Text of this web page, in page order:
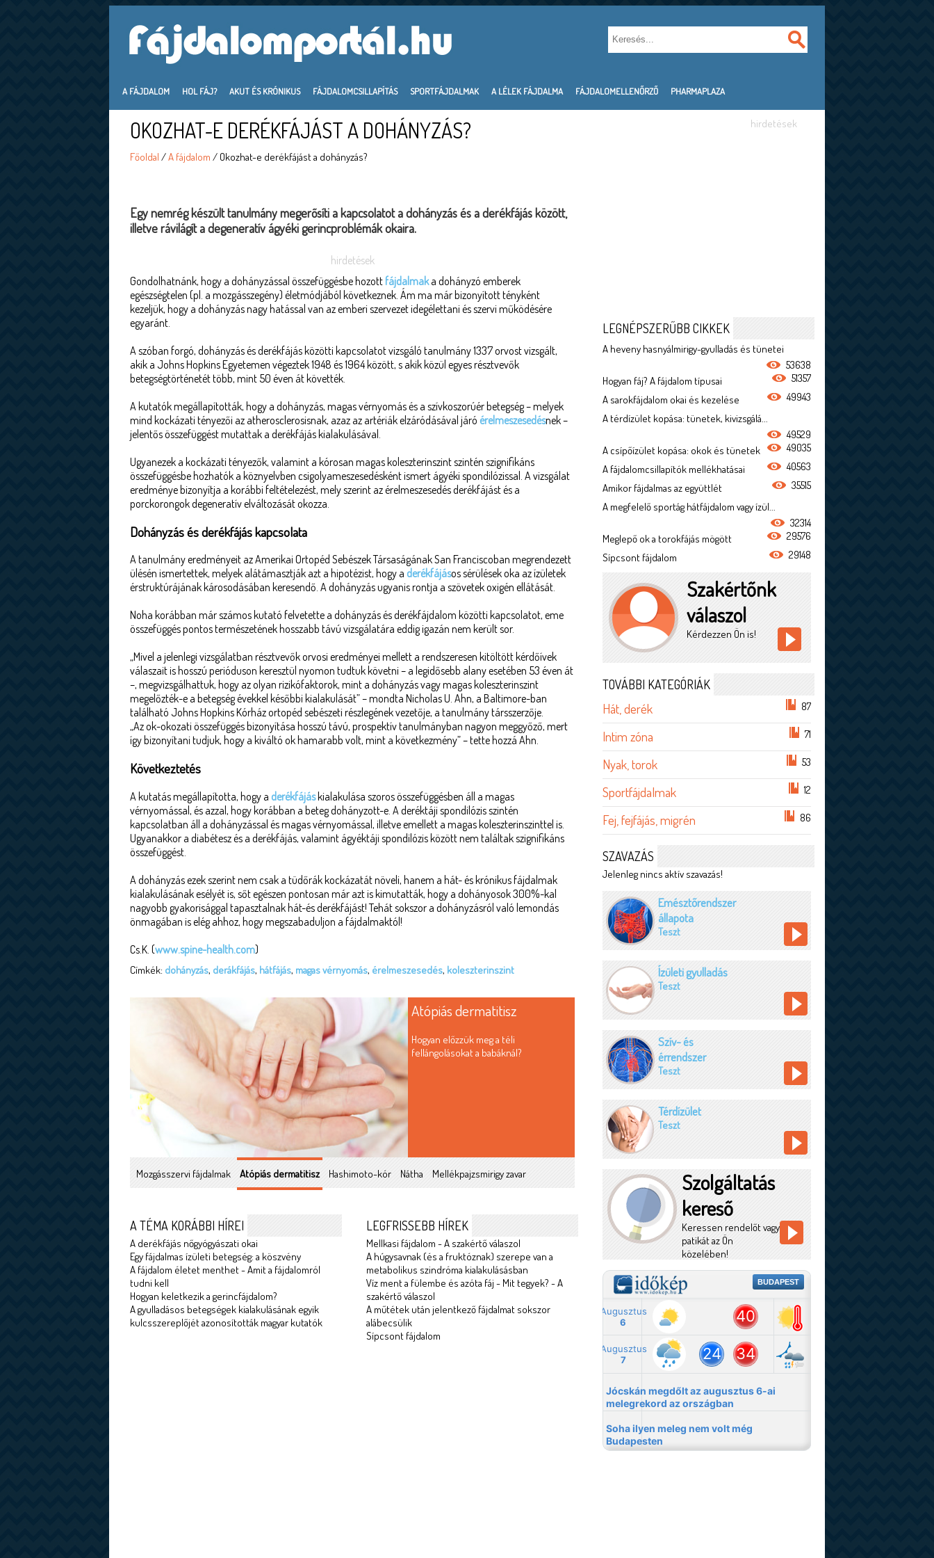
A FÁJDALOM HOL FÁJ? AKUT ÉS KRÓNIKUS FÁJDALOMCSILLAPÍTÁS SPORTFÁJDALMAK A LÉLEK FÁJDALMA FÁJDALOMELLENŐRZŐ PHARMAPLAZA
OKOZHAT-E DERÉKFÁJÁST A DOHÁNYZÁS?
Főoldal /A fájdalom / Okozhat-e derékfájást a dohányzás?
Egy nemrég készült tanulmány megerősíti a kapcsolatot a dohányzás és a derékfájás között,
illetve rávilágít a degeneratív ágyéki gerincproblémák okaira.
hirdetések
Gondolhatnánk, hogy a dohányzással összefüggésbe hozott fájdalmaka dohányzó emberek
egészségtelen (pl. a mozgásszegény) életmódjából következnek. Ám ma már bizonyított tényként
kezeljük, hogy a dohányzás nagy hatással van az emberi szervezet idegélettani és szervi működésére
egyaránt.
A szóban forgó, dohányzás és derékfájás közötti kapcsolatot vizsgáló tanulmány 1337 orvost vizsgált,
akik a Johns Hopkins Egyetemen végeztek 1948 és 1964 között, s akik közül egyes résztvevők
betegségtörténetét több, mint 50 éven át követték.
A kutatók megállapították, hogy a dohányzás, magas vérnyomás és a szívkoszorúér betegség – melyek
mind kockázati tényezői az atherosclerosisnak, azaz az artériák elzáródásával járó érelmeszesedésnek –
jelentős összefüggést mutattak a derékfájás kialakulásával.
Ugyanezek a kockázati tényezők, valamint a kórosan magas koleszterinszint szintén szignifikáns
összefüggésbe hozhatók a köznyelvben csigolyameszesedésként ismert ágyéki spondilózissal. A vizsgálat
eredménye bizonyítja a korábbi feltételezést, mely szerint az érelmeszesedés derékfájást és a
porckorongok degeneratív elváltozását okozza.
Dohányzás és derékfájás kapcsolata
A tanulmány eredményeit az Amerikai Ortopéd Sebészek Társaságának San Franciscoban megrendezett
ülésén ismertettek, melyek alátámasztják azt a hipotézist, hogy a derékfájásos sérülések oka az ízületek
érstruktúrájának károsodásában keresendő. A dohányzás ugyanis rontja a szövetek oxigén ellátását.
Noha korábban már számos kutató felvetette a dohányzás és derékfájdalom közötti kapcsolatot, eme
összefüggés pontos természetének hosszabb távú vizsgálatára eddig igazán nem került sor.
„Mivel a jelenlegi vizsgálatban résztvevők orvosi eredményei mellett a rendszeresen kitöltött kérdőívek
válaszait is hosszú perióduson keresztül nyomon tudtuk követni – a legidősebb alany esetében 53 éven át
–, megvizsgálhattuk, hogy az olyan rizikófaktorok, mint a dohányzás vagy magas koleszterinszint
megelőzték-e a betegség évekkel későbbi kialakulását” – mondta Nicholas U. Ahn, a Baltimore-ban
található Johns Hopkins Kórház ortopéd sebészeti részlegének vezetője, a tanulmány társszerzője.
„Az ok-okozati összefüggés bizonyítása hosszú távú, prospektív tanulmányban nagyon meggyőző, mert
így bizonyítani tudjuk, hogy a kiváltó ok hamarabb volt, mint a következmény” – tette hozzá Ahn.
Következtetés
A kutatás megállapította, hogy a derékfájáskialakulása szoros összefüggésben áll a magas
vérnyomással, és azzal, hogy korábban a beteg dohányzott-e. A deréktáji spondilózis szintén
kapcsolatban áll a dohányzással és magas vérnyomással, illetve emellett a magas koleszterinszinttel is.
Ugyanakkor a diabétesz és a derékfájás, valamint ágyéktáji spondilózis között nem találtak szignifikáns
összefüggést.
A dohányzás ezek szerint nem csak a tüdőrák kockázatát növeli, hanem a hát- és krónikus fájdalmak
kialakulásának esélyét is, sőt egészen pontosan már azt is kimutatták, hogy a dohányosok 300%-kal
nagyobb gyakorisággal tapasztalnak hát-és derékfájást! Tehát sokszor a dohányzásról való lemondás
önmagában is elég ahhoz, hogy megszabaduljon a fájdalmaktól!
Cs.K. (www.spine-health.com)
Címkék: dohányzás, derákfájás, hátfájás, magas vérnyomás, érelmeszesedés, koleszterinszint
Atópiás dermatitisz
Hogyan előzzük meg a téli
fellángolásokat a babáknál?
Mozgásszervi fájdalmak Atópiás dermatitisz Hashimoto-kór Nátha Mellékpajzsmirigy zavar
A TÉMA KORÁBBI HÍREI
A derékfájás nőgyógyászati okai
Egy fájdalmas ízületi betegség: a köszvény
A fájdalom életet menthet - Amit a fájdalomról
tudni kell
Hogyan keletkezik a gerincfájdalom?
A gyulladásos betegségek kialakulásának egyik
kulcsszereplőjét azonosították magyar kutatók
LEGFRISSEBB HÍREK
Mellkasi fájdalom - A szakértő válaszol
A húgysavnak (és a fruktóznak) szerepe van a
metabolikus szindróma kialakulásásban
Víz ment a fülembe és azóta fáj - Mit tegyek? - A
szakértő válaszol
A műtétek után jelentkező fájdalmat sokszor
alábecsülik
Sípcsont fájdalom
hirdetések
LEGNÉPSZERŰBB CIKKEK
A heveny hasnyálmirigy-gyulladás és tünetei
53638
Hogyan fáj? A fájdalom típusai
51357
A sarokfájdalom okai és kezelése
49943
A térdízület kopása: tünetek, kivizsgálá...
49529
A csípőízület kopása: okok és tünetek
49035
A fájdalomcsillapítók mellékhatásai
40563
Amikor fájdalmas az együttlét
35515
A megfelelő sportág hátfájdalom vagy ízül...
32314
Meglepő ok a torokfájás mögött
29576
Sípcsont fájdalom
29148
Szakértőnk
válaszol
Kérdezzen Ön is!
TOVÁBBI KATEGÓRIÁK
Hát, derék 87
Intim zóna 71
Nyak, torok 53
Sportfájdalmak 12
Fej, fejfájás, migrén 86
SZAVAZÁS
Jelenleg nincs aktív szavazás!
Emésztőrendszer
állapota
Teszt
Ízületi gyulladás
Teszt
Szív- és
érrendszer
Teszt
Térdízület
Teszt
Szolgáltatás
kereső
Keressen rendelőt vagy
patikát az Ön
közelében!